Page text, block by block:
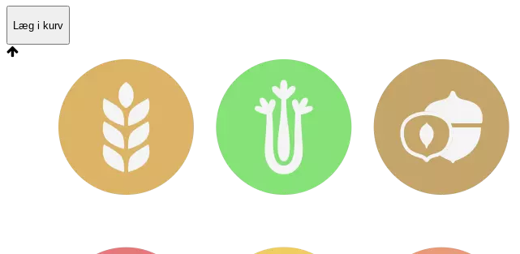
Læg i kurv